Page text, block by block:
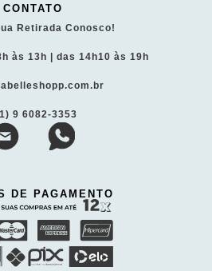
CONTATO
Retirada Conosco!
às 13h | das 14h10 às 19h
9 6082-3353
DE PAGAMENTO